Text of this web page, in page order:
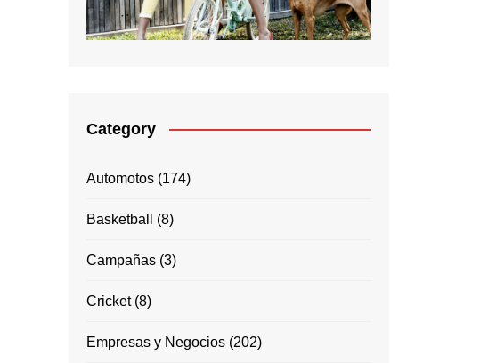
Category
Automotos (174)
Basketball (8)
Campañas (3)
Cricket(8)
Empresas y Negocios (202)